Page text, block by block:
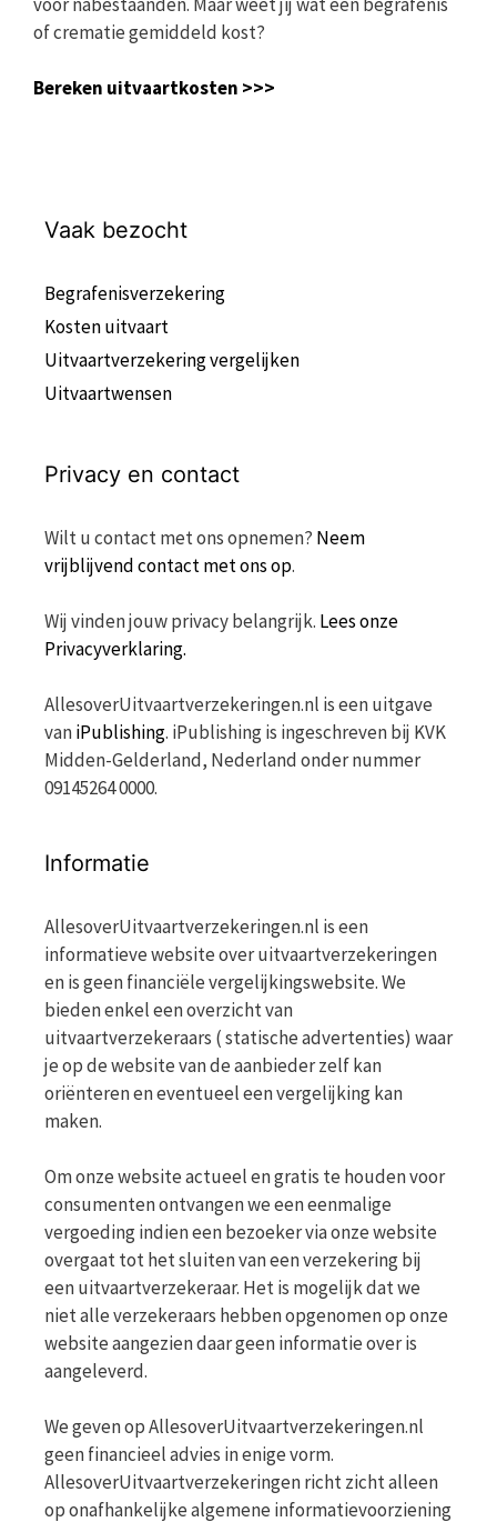
of crematie gemiddeld kost?
Bereken uitvaartkosten >>>
Vaak bezocht
Begrafenisverzekering
Kosten uitvaart
Uitvaartverzekering vergelijken
Uitvaartwensen
Privacy en contact
Wilt u contact met ons opnemen? Neem
vrijblijvend contact met ons op.
Wij vinden jouw privacy belangrijk. Lees onze
Privacyverklaring.
AllesoverUitvaartverzekeringen.nl is een uitgave
vaniPublishing. iPublishing is ingeschreven bij KVK
Midden-Gelderland, Nederland onder nummer
09145264 0000.
Informatie
AllesoverUitvaartverzekeringen.nl is een
informatieve website over uitvaartverzekeringen
en is geen financiële vergelijkingswebsite. We
bieden enkel een overzicht van
uitvaartverzekeraars ( statische advertenties) waar
je op de website van de aanbieder zelf kan
oriënteren en eventueel een vergelijking kan
maken.
Om onze website actueel en gratis te houden voor
consumenten ontvangen we een eenmalige
vergoeding indien een bezoeker via onze website
overgaat tot het sluiten van een verzekering bij
een uitvaartverzekeraar. Het is mogelijk dat we
niet alle verzekeraars hebben opgenomen op onze
website aangezien daar geen informatie over is
aangeleverd.
We geven op AllesoverUitvaartverzekeringen.nl
geen financieel advies in enige vorm.
AllesoverUitvaartverzekeringen richt zicht alleen
op onafhankelijke algemene informatievoorziening